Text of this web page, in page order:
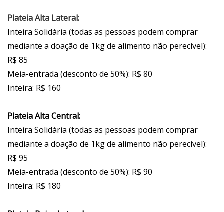
Plateia Alta Lateral:
Inteira Solidária (todas as pessoas podem comprar
mediante a doação de 1kg de alimento não perecível):
R$ 85
Meia-entrada (desconto de 50%): R$ 80
Inteira: R$ 160
Plateia Alta Central:
Inteira Solidária (todas as pessoas podem comprar
mediante a doação de 1kg de alimento não perecível):
R$ 95
Meia-entrada (desconto de 50%): R$ 90
Inteira: R$ 180